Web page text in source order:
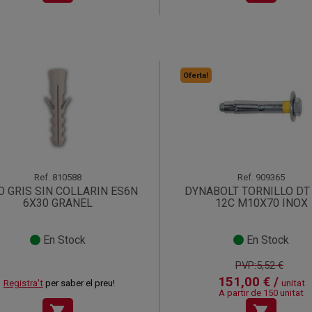
Ref. 810588
GRIS SIN COLLARIN ES6N
6X30 GRANEL
En Stock
Registra'tper saber el preu!
Oferta!
Ref. 909365
DYNABOLT TORNILLO
12C M10X70 INOX
En Stock
PVP:5,52 €
151,00 € / unitat
A partir de 150 unitat